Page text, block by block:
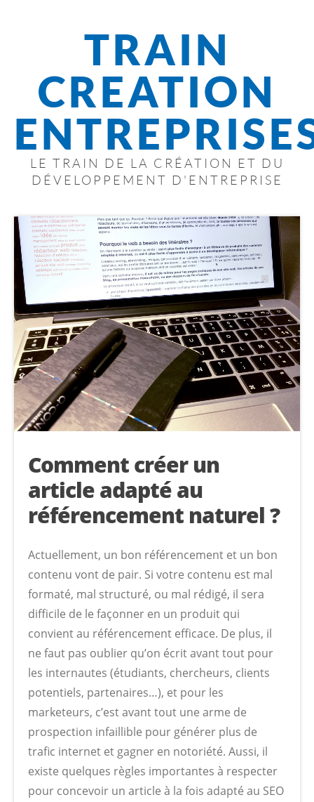
TRAIN
CREATION
LE TRAIN DE LA CRÉATION ET DU
DÉVELOPPEMENT D'ENTREPRISE
Comment créer un
article adapté au
référencement naturel ?
Actuellement, un bon référencement et un bon
contenu vont de pair. Si votre contenu est mal
formaté, mal structuré, ou mal rédigé, il sera
difficile de le façonner en un produit qui
convient au référencement efficace. De plus, il
ne faut pas oublier qu’on écrit avant tout pour
les internautes (étudiants, chercheurs, clients
potentiels, partenaires…), et pour les
marketeurs, c’est avant tout une arme de
prospection infaillible pour générer plus de
trafic internet et gagner en notoriété. Aussi, il
existe quelques règles importantes à respecter
pour concevoir un article à la fois adapté au SEO